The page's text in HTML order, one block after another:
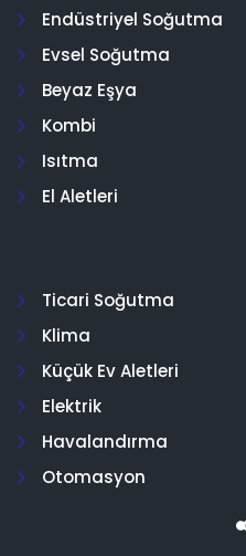
Endüstriyel Soğutma
Evsel Soğutma
Beyaz Eşya
Kombi
Isıtma
El Aletleri
Ticari Soğutma
Klima
Küçük Ev Aletleri
Elektrik
Havalandırma
Otomasyon